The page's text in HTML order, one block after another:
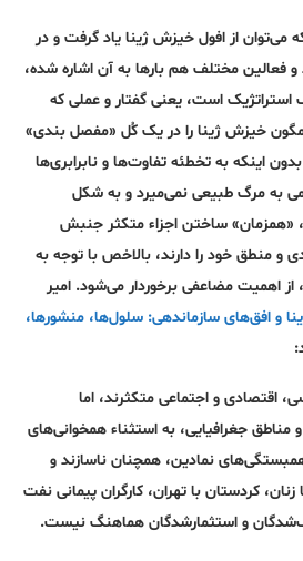
از افول خیزش ژینا یاد گرفت و در
و فعالین مختلف هم بارها به آن اشاره شده،
است، یعنی گفتار و عملی که
خیزش ژینا را در یک کُل «مفصل بندی»
اینکه به تخطئه تفاوت‌ها و نابرابری‌ها
به مرگ طبیعی نمی‌میرد و به شکل
«همزمان» ساختن اجزاء متکثر جنبش
و منطق خود را دارند، بالاخص با توجه به
از اهمیت مضاعفی برخوردار می‌شود. امیر
و افق‌های سازماندهی: سلول‌ها، منشور‌ها،
اقتصادی و اجتماعی متکثرند، اما
مناطق جغرافیایی، به استثناء همخوانی‌های
نمادین، همچنان ناسازند و
کردستان با تهران، کارگران پیمانی نفت
و استثمارشدگان هماهنگ نیست.